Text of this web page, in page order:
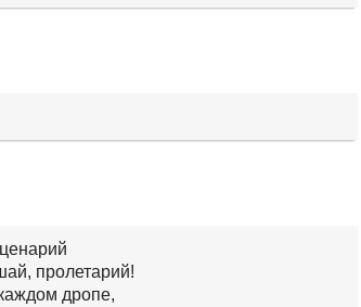
пролетарий!
дропе,